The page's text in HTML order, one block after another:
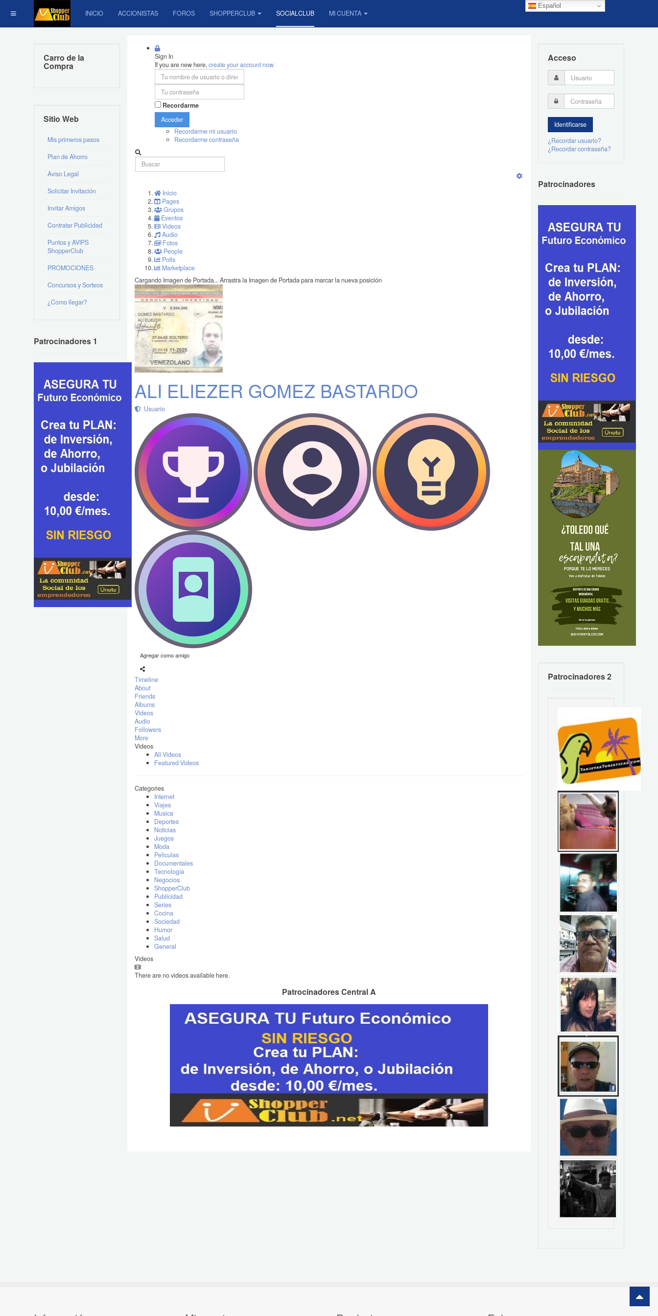
Español
INICIO ACCIONISTAS FOROS SHOPPERCLUB SOCIALCLUB MI CUENTA
Sign In
If you are new here,create your account now
Recordarme
Acceder
Recordarme mi usuario
Recordarme contraseña
Inicio
Pages
Grupos
Eventos
Videos
Audio
Fotos
People
Polls
Marketplace
Cargando Imagen de Portada...Arrastra la Imagen de Portada para marcar la nueva posición
ALI ELIEZER GOMEZ BASTARDO
Usuario
Agregar como amigo
Timeline
About
Friends
Albums
Videos
Audio
Followers
More
Videos
All Videos
Featured Videos
Categories
Internet
Viajes
Musica
Deportes
Noticias
Juegos
Moda
Peliculas
Documentales
Tecnología
Negocios
ShopperClub
Publicidad
Series
Cocina
Sociedad
Humor
Salud
General
Videos
There are no videos available here.
Patrocinadores Central A
Carro de la
Compra
Sitio Web
Mis primeros pasos
Plan de Ahorro
Aviso Legal
Solicitar Invitación
Invitar Amigos
Contratar Publicidad
Puntos y AVIPS
ShopperClub
PROMOCIONES
Concursos y Sorteos
¿Como llegar?
Patrocinadores 1
Acceso
¿Recordar usuario?
¿Recordar contraseña?
Patrocinadores
Patrocinadores 2